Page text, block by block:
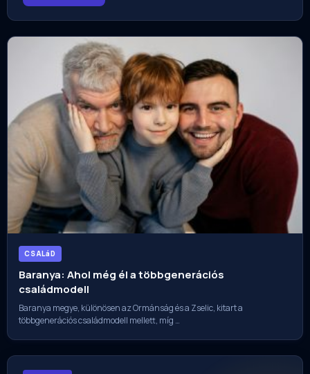
CSALáD
Baranya: Ahol még él a többgenerációs
családmodell
Baranya megye, különösen az Ormánság és a Zselic, kitart a
többgenerációs családmodell mellett, míg …